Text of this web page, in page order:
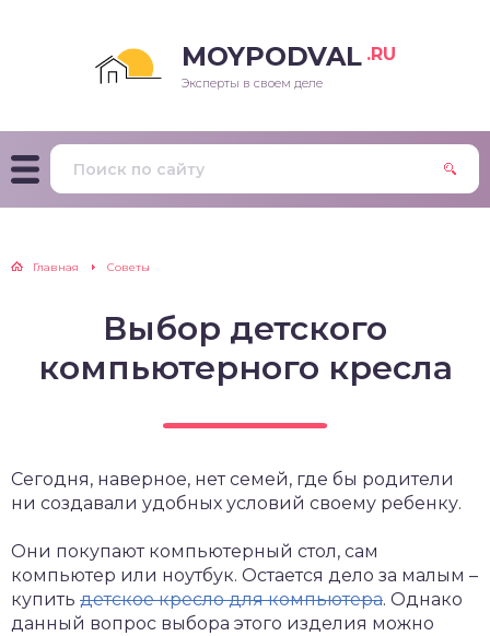
MOYPODVAL .RU
Эксперты в своем деле
Главная Советы
Выбор детского
компьютерного кресла
Сегодня, наверное, нет семей, где бы родители
ни создавали удобных условий своему ребенку.
Они покупают компьютерный стол, сам
компьютер или ноутбук. Остается дело за малым –
купить детское кресло для компьютера. Однако
данный вопрос выбора этого изделия можно